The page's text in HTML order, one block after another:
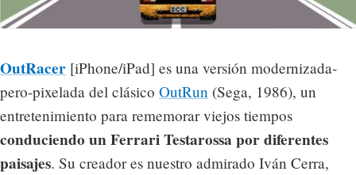
OutRacer [iPhone/iPad] es una versión modernizada-
pero-pixelada del clásico OutRun (Sega, 1986), un
entretenimiento para rememorar viejos tiempos
conduciendo un Ferrari Testarossa por diferentes
paisajes. Su creador es nuestro admirado Iván Cerra,